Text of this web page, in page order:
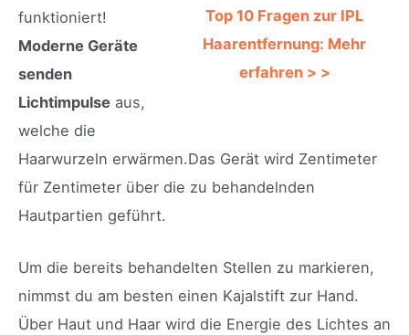
Top 10 Fragen zur IPL
Haarentfernung: Mehr
erfahren > >
funktioniert!
Moderne Geräte
senden
Lichtimpulse aus,
welche die
Haarwurzeln erwärmen.Das Gerät wird Zentimeter
für Zentimeter über die zu behandelnden
Hautpartien geführt.
Um die bereits behandelten Stellen zu markieren,
nimmst du am besten einen Kajalstift zur Hand.
Über Haut und Haar wird die Energie des Lichtes an